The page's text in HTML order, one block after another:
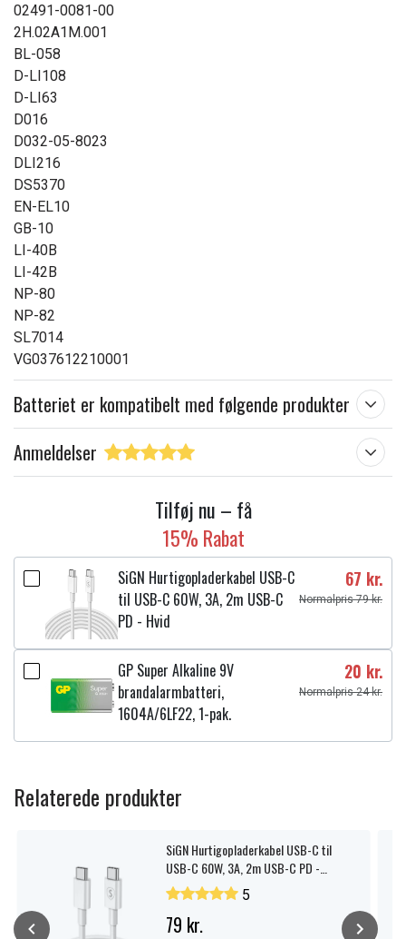
02491-0081-00
2H.02A1M.001
BL-058
D-LI108
D-LI63
D016
D032-05-8023
DLI216
DS5370
EN-EL10
GB-10
LI-40B
LI-42B
NP-80
NP-82
SL7014
VG037612210001
Batteriet er kompatibelt med følgende produkter
Anmeldelser
Tilføj nu – få
15% Rabat
SiGN Hurtigopladerkabel USB-C
til USB-C 60W, 3A, 2m USB-C
PD - Hvid
67 kr.
Normalpris 79 kr.
GP Super Alkaline 9V
brandalarmbatteri,
1604A/6LF22, 1-pak.
20 kr.
Normalpris 24 kr.
Relaterede produkter
SiGN Hurtigopladerkabel USB-C til
USB-C 60W, 3A, 2m USB-C PD -
Hvid
5
79 kr.